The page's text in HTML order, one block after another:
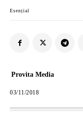
Esențial
Provita Media
03/11/2018